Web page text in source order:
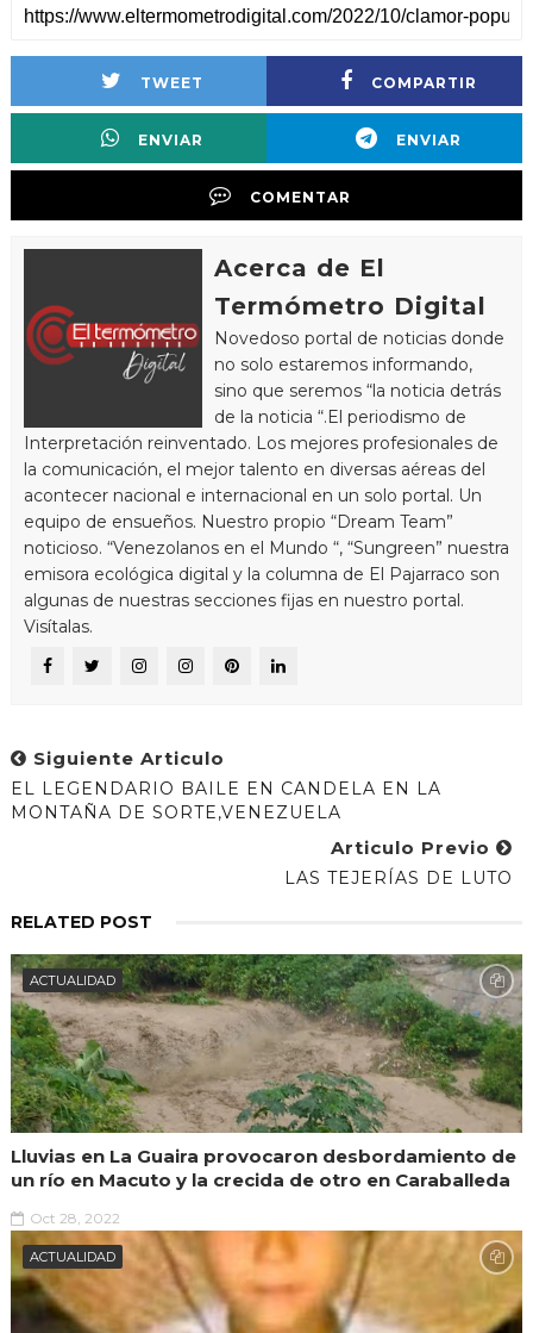
TWEET COMPARTIR
ENVIAR ENVIAR
COMENTAR
Acerca de El
Termómetro Digital
Novedoso portal de noticias donde
no solo estaremos informando,
sino que seremos “la noticia detrás
de la noticia “.El periodismo de
Interpretación reinventado. Los mejores profesionales de
la comunicación, el mejor talento en diversas aéreas del
acontecer nacional e internacional en un solo portal. Un
equipo de ensueños. Nuestro propio “Dream Team”
noticioso. “Venezolanos en el Mundo “, “Sungreen” nuestra
emisora ecológica digital y la columna de El Pajarraco son
algunas de nuestras secciones fijas en nuestro portal.
Visítalas.
Siguiente Articulo
EL LEGENDARIO BAILE EN CANDELA EN LA
MONTAÑA DE SORTE,VENEZUELA
Articulo Previo
LAS TEJERÍAS DE LUTO
RELATED POST
ACTUALIDAD
Lluvias en La Guaira provocaron desbordamiento de
un río en Macuto y la crecida de otro en Caraballeda
Oct 28, 2022
ACTUALIDAD